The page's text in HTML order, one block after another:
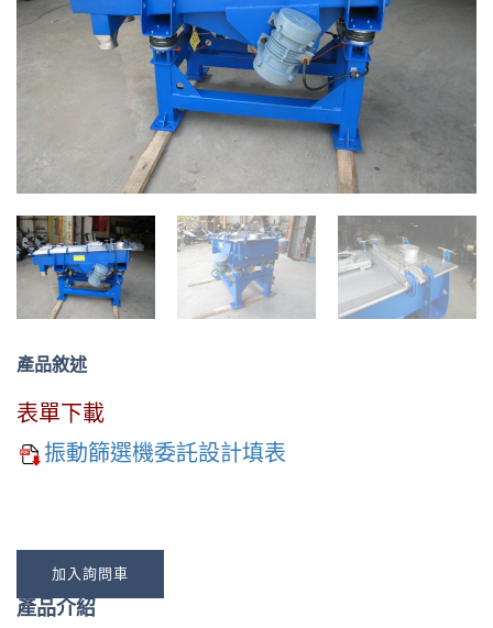
產品敘述
表單下載
振動篩選機委託設計填表
加入詢問車
產品介紹